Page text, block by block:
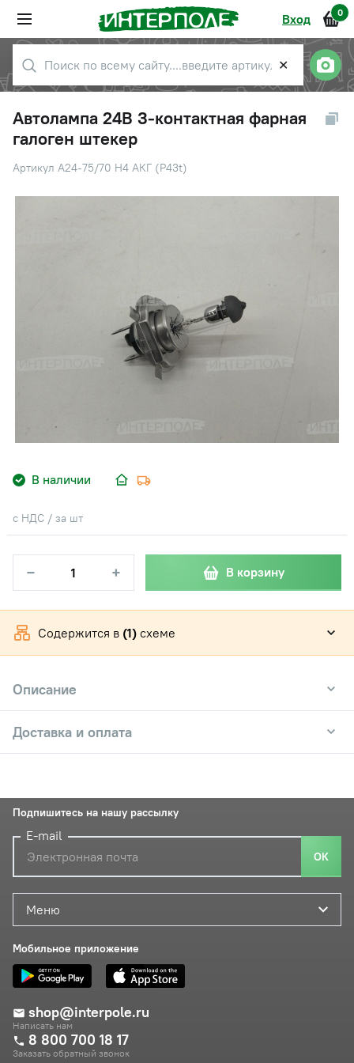
Вход 0
✕
Автолампа 24В 3-контактная фарная
галоген штекер
Артикул А24-75/70 H4 АКГ (P43t)
В наличии
с НДС / за шт
− + В корзину
Содержится в (1) схеме
Описание
Доставка и оплата
Меню
Мобильное приложение
shop@interpole.ru
Написать нам
8 800 700 18 17
Заказать обратный звонок
Подпишитесь на нашу рассылку
E-mail
ОК